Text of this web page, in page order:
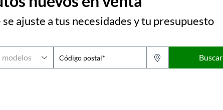
ajuste a tus necesidades y tu presupuesto
Código postal* Buscar